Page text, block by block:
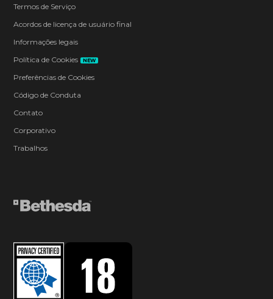
Termos de Serviço
Acordos de licença de usuário final
Informações legais
Política de Cookies
NEW
Preferências de Cookies
Código de Conduta
Contato
Corporativo
Trabalhos